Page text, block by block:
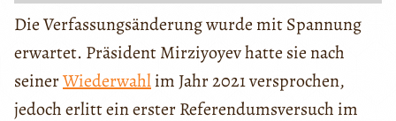
Die Verfassungsänderung wurde mit Spannung
erwartet. Präsident Mirziyoyev hatte sie nach
seinerWiederwahlim Jahr 2021 versprochen,
jedoch erlitt ein erster Referendumsversuch im